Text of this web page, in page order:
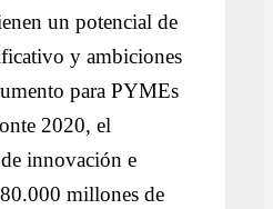
un potencial de
y ambiciones
para PYMEs
2020, el
innovación e
millones de